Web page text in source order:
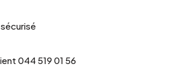
044 519 01 56